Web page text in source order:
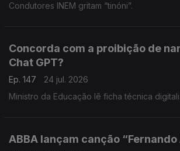
Condutores INEM gritam “tinóni”.
Concorda com a proibição de
Chat GPT?
Ep. 147
24 jul. 2026
Ministro da Educação lê ficha técnica
ABBA lançam canção